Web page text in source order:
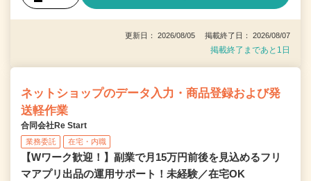
更新日： 2026/08/05 掲載終了日： 2026/08/07
掲載終了まであと1日
ネットショップのデータ入力・商品登録および発
送軽作業
合同会社Re Start
業務委託 在宅・内職
【Wワーク歓迎！】副業で月15万円前後を見込めるフリ
マアプリ出品の運用サポート！未経験／在宅OK